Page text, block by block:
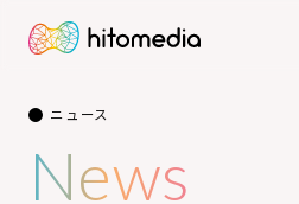
ニュース
News